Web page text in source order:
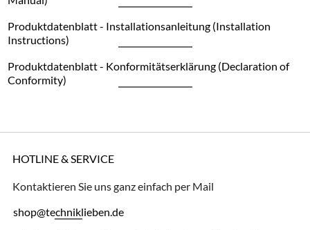
Produktdatenblatt - Installationsanleitung (Installation
Instructions)
Produktdatenblatt - Konformitätserklärung (Declaration of
Conformity)
HOTLINE & SERVICE
Kontaktieren Sie uns ganz einfach per Mail
shop@techniklieben.de